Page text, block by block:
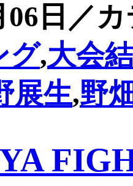
06日／
グ,大会
展生,野